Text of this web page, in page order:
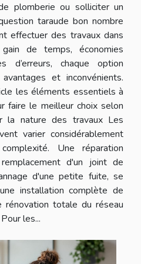
plomberie ou solliciter un
taraude bon nombre
effectuer des travaux dans
de temps, économies
d’erreurs, chaque option
et inconvénients.
les éléments essentiels à
faire le meilleur choix selon
la nature des travaux Les
varier considérablement
Une réparation
d'un joint de
d'une petite fuite, se
installation complète de
rénovation totale du réseau
les...